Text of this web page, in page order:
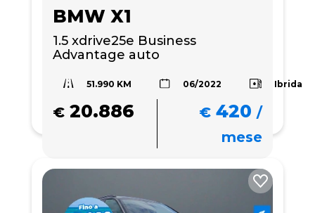
BMW X1
1.5 xdrive25e Business
Advantage auto
51.990 KM 06/2022 Ibrida
€ 20.886 € 420 /
mese